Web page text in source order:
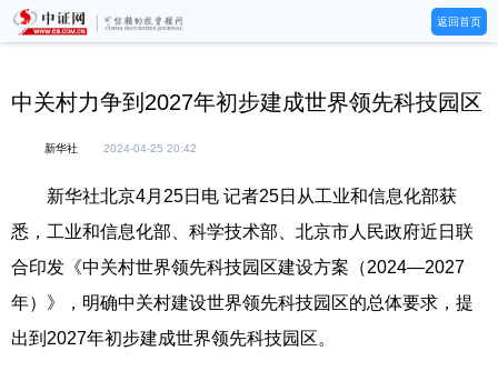
返回首页
中关村力争到2027年初步建成世界领先科技园区
新华社 2024-04-25 20:42
新华社北京4月25日电 记者25日从工业和信息化部获
悉，工业和信息化部、科学技术部、北京市人民政府近日联
合印发《中关村世界领先科技园区建设方案（2024—2027
年）》，明确中关村建设世界领先科技园区的总体要求，提
出到2027年初步建成世界领先科技园区。